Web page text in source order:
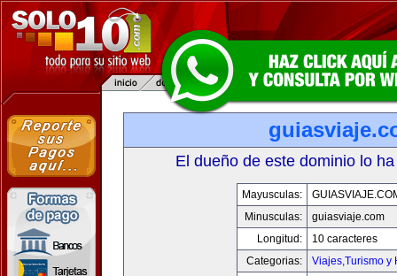
El dueño de este dominio lo
Mayusculas:
Minusculas:
guiasviaje.com
Longitud:
10 caracteres
Categorias:
Viajes,Turismo y